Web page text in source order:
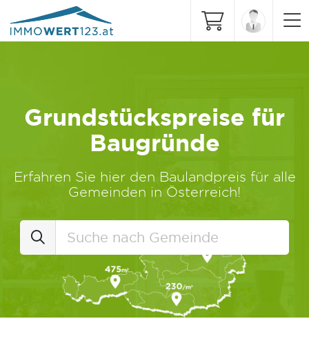
Grundstückspreise für
Baugründe
Erfahren Sie hier den Baulandpreis für alle
Gemeinden in Österreich!